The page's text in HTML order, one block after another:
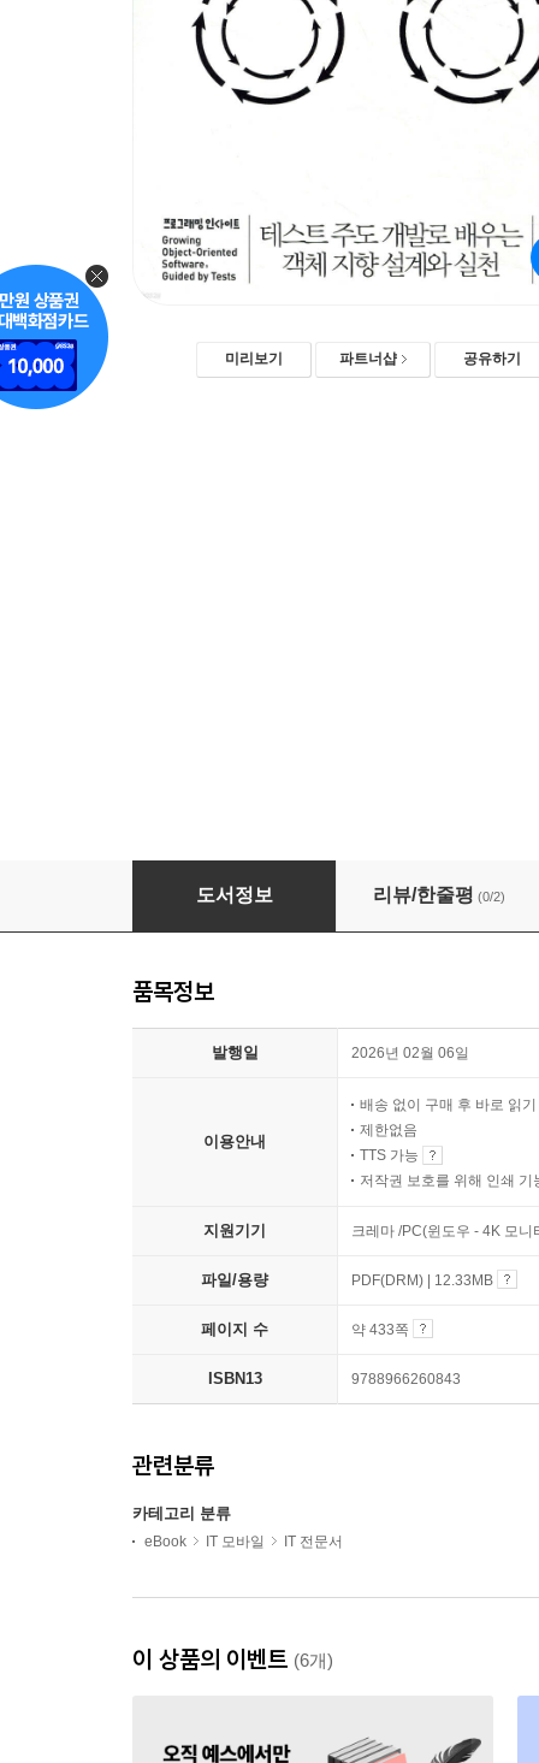
미리보기 파트너샵 공유하기
테스트 주도 개발로 배우는 객체 지향 설계와 실
도서정보 리뷰/한줄평 (0/2)
품목정보
발행일 2026년 02월 06일
이용안내
배송 없이 구매 후 바로 읽기
제한없음
TTS 가능
저작권 보호를 위해 인쇄 기
지원기기 크레마 /PC(윈도우 - 4K 모
파일/용량 PDF(DRM) | 12.33MB
페이지 수 약 433쪽
ISBN13 9788966260843
관련분류
카테고리 분류
eBook IT 모바일 IT 전문서
이 상품의 이벤트 (6개)